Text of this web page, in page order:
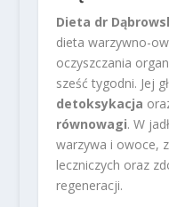
Dieta dr
dieta warzywno-
oczyszczania
sześć tygodni. Jej
detoksykacja
równowagi. W
warzywa i owoce,
leczniczych oraz
regeneracji.